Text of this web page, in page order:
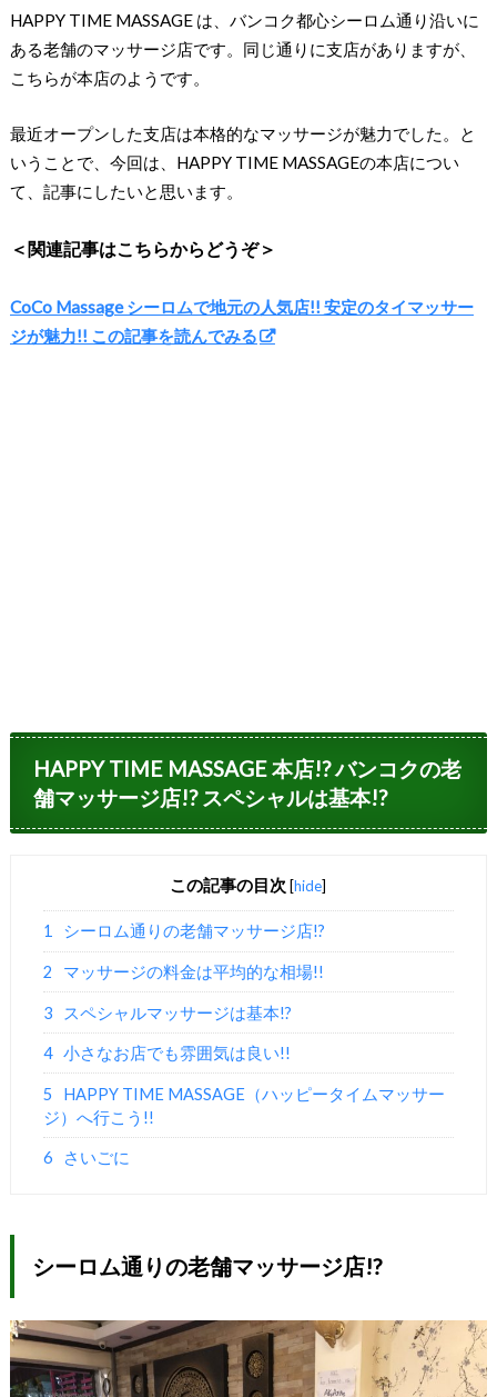
HAPPY TIME MASSAGE は、バンコク都心シーロム通り沿いに
ある老舗のマッサージ店です。同じ通りに支店がありますが、
こちらが本店のようです。
最近オープンした支店は本格的なマッサージが魅力でした。と
いうことで、今回は、HAPPY TIME MASSAGEの本店につい
て、記事にしたいと思います。
＜関連記事はこちらからどうぞ＞
CoCo Massage シーロムで地元の人気店!! 安定のタイマッサー
ジが魅力!! この記事を読んでみる
HAPPY TIME MASSAGE 本店!? バンコクの老
舗マッサージ店!? スペシャルは基本!?
この記事の目次 [hide]
1 シーロム通りの老舗マッサージ店!?
2 マッサージの料金は平均的な相場!!
3 スペシャルマッサージは基本!?
4 小さなお店でも雰囲気は良い!!
5
HAPPY TIME MASSAGE（ハッピータイムマッサー
ジ）へ行こう!!
6 さいごに
シーロム通りの老舗マッサージ店!?